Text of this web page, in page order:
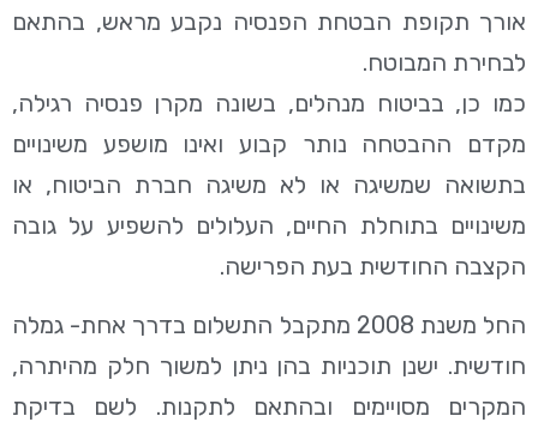
אורך תקופת הבטחת הפנסיה נקבע מראש, בהתאם
לבחירת המבוטח.
כמו כן, בביטוח מנהלים, בשונה מקרן פנסיה רגילה,
מקדם ההבטחה נותר קבוע ואינו מושפע משינויים
בתשואה שמשיגה או לא משיגה חברת הביטוח, או
משינויים בתוחלת החיים, העלולים להשפיע על גובה
הקצבה החודשית בעת הפרישה.
החל משנת 2008 מתקבל התשלום בדרך אחת- גמלה
חודשית. ישנן תוכניות בהן ניתן למשוך חלק מהיתרה,
המקרים מסויימים ובהתאם לתקנות. לשם בדיקת